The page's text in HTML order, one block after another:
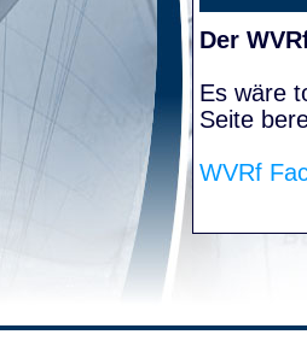
Der
Es wäre
Seite
WVRf